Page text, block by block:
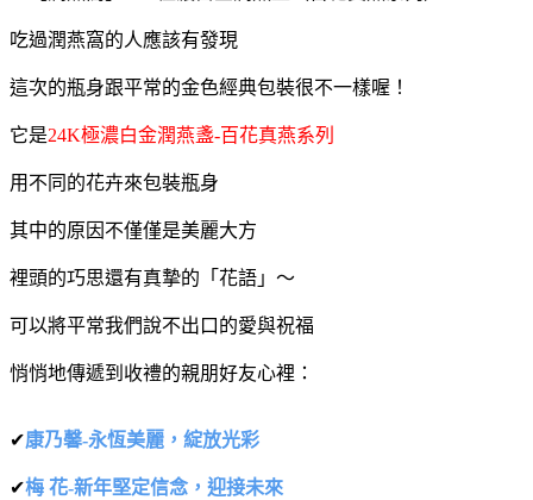
吃過潤燕窩的人應該有發現
這次的瓶身跟平常的金色經典包裝很不一樣喔！
它是24K極濃⽩⾦潤燕盞-百花真燕系列
用不同的花卉來包裝瓶身
其中的原因不僅僅是美麗大方
裡頭的巧思還有真摯的「花語」～
可以將平常我們說不出口的愛與祝福
悄悄地傳遞到收禮的親朋好友心裡：
✔康乃馨-永恆美麗，綻放光彩
✔梅 花-新年堅定信念，迎接未來